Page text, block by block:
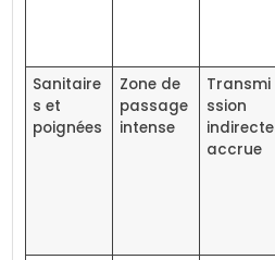
Sanitaire
s et
poignées
Zone de
passage
intense
Transmi
ssion
indirecte
accrue